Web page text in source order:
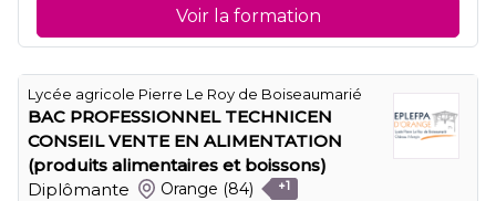
Voir la formation
Lycée agricole Pierre Le Roy de Boiseaumarié
BAC PROFESSIONNEL TECHNICEN
CONSEIL VENTE EN ALIMENTATION
(produits alimentaires et boissons)
Diplômante
Orange (84) +1